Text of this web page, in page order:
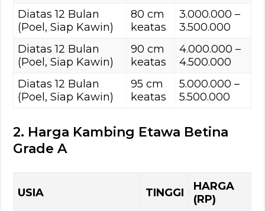
Diatas 12 Bulan
(Poel, Siap Kawin)
80 cm
keatas
3.000.000 –
3.500.000
Diatas 12 Bulan
(Poel, Siap Kawin)
90 cm
keatas
4.000.000 –
4.500.000
Diatas 12 Bulan
(Poel, Siap Kawin)
95 cm
keatas
5.000.000 –
5.500.000
2. Harga Kambing Etawa Betina
Grade A
USIA TINGGI
HARGA
(RP)